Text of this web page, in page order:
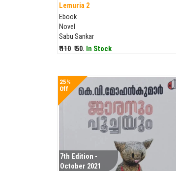
Lemuria 2
Ebook
Novel
Sabu Sankar
₹ 110 ₹ 50. In Stock
25%
Off
7th Edition -
October 2021